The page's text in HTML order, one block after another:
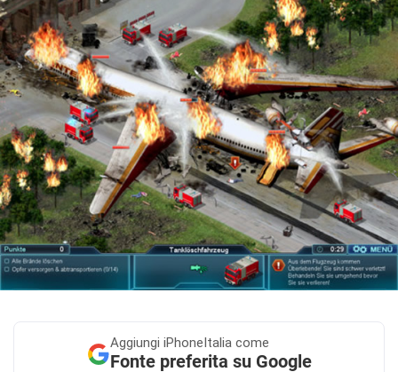
Aggiungi iPhoneItalia come
Fonte preferita su Google